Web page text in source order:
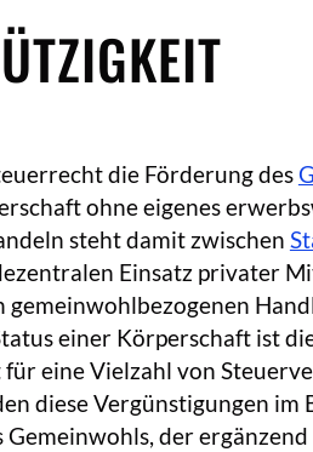
die Förderung des
ohne eigenes
steht damit zwischen
Einsatz privater
einer Körperschaft ist
eine Vielzahl von
diese Vergünstigungen
der